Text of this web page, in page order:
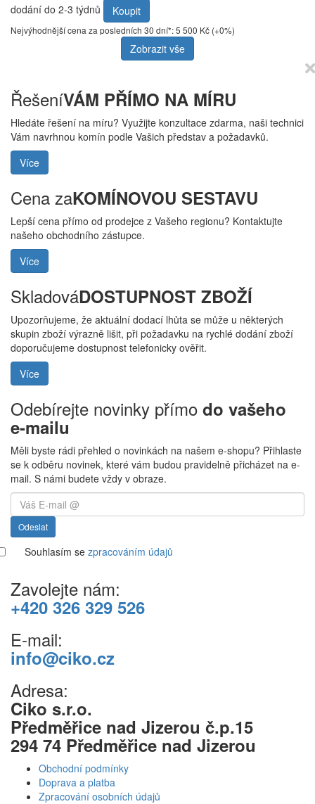
dodání do 2-3 týdnů
Koupit
Nejvýhodnější cena za posledních 30 dní*: 5 500 Kč (+0%)
Zobrazit vše
ŘešeníVÁM PŘÍMO NA MÍRU
Hledáte řešení na míru? Využijte konzultace zdarma, naši technici
Vám navrhnou komín podle Vašich představ a požadavků.
Více
Cena zaKOMÍNOVOU SESTAVU
Lepší cena přímo od prodejce z Vašeho regionu? Kontaktujte
našeho obchodního zástupce.
Více
SkladováDOSTUPNOST ZBOŽÍ
Upozorňujeme, že aktuální dodací lhůta se může u některých
skupin zboží výrazně lišit, při požadavku na rychlé dodání zboží
doporučujeme dostupnost telefonicky ověřit.
Více
Odebírejte novinky přímo do vašeho
e-mailu
Měli byste rádi přehled o novinkách na našem e-shopu? Přihlaste
se k odběru novinek, které vám budou pravidelně přicházet na e-
mail. S námi budete vždy v obraze.
Odeslat
Souhlasím se zpracováním údajů
Zavolejte nám:
+420 326 329 526
E-mail:
info@ciko.cz
Adresa:
Ciko s.r.o.
Předměřice nad Jizerou č.p.15
294 74 Předměřice nad Jizerou
Obchodní podmínky
Doprava a platba
Zpracování osobních údajů